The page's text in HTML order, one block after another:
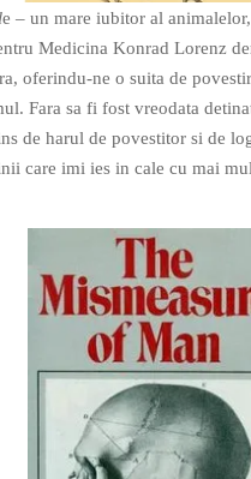
e – un mare iubitor al
Medicina Konrad Lorenz
oferindu-ne o suita de
Fara sa fi fost vreodata
de harul de povestitor si de
care imi ies in cale cu mai